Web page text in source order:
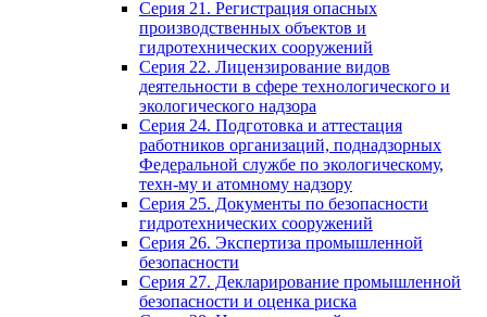
Серия 21. Регистрация опасных
производственных объектов и
гидротехнических сооружений
Серия 22. Лицензирование видов
деятельности в сфере технологического и
экологического надзора
Серия 24. Подготовка и аттестация
работников организаций, поднадзорных
Федеральной службе по экологическому,
техн-му и атомному надзору
Серия 25. Документы по безопасности
гидротехнических сооружений
Серия 26. Экспертиза промышленной
безопасности
Серия 27. Декларирование промышленной
безопасности и оценка риска